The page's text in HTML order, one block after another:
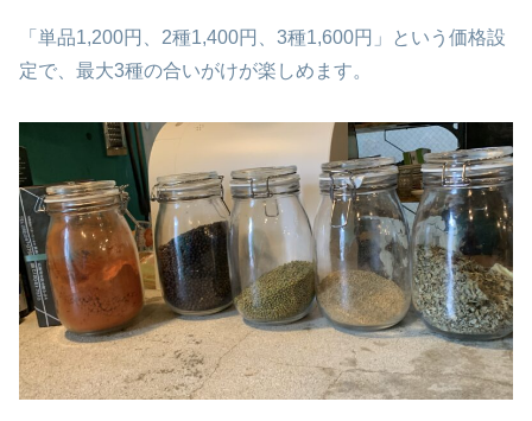
「単品1,200円、2種1,400円、3種1,600円」という価格設
定で、最大3種の合いがけが楽しめます。